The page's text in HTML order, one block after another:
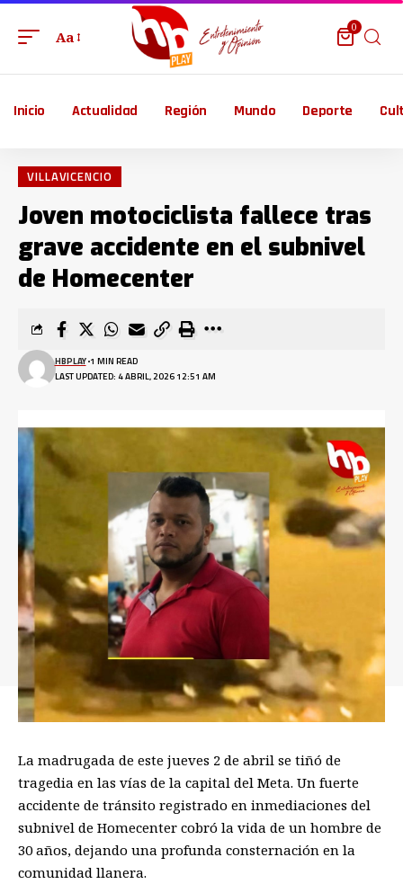
Aa
0
Inicio Actualidad Región Mundo Deporte
VILLAVICENCIO
Joven motociclista fallece tras
grave accidente en el subnivel
de Homecenter
LAST UPDATED: 4 ABRIL, 2026 12:51 AM
HBPLAY 1 MIN READ
La madrugada de este jueves 2 de abril se tiñó de
tragedia en las vías de la capital del Meta. Un fuerte
accidente de tránsito registrado en inmediaciones del
subnivel de Homecenter cobró la vida de un hombre de
30 años, dejando una profunda consternación en la
comunidad llanera.